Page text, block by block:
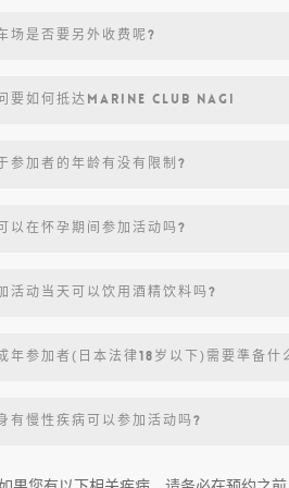
场是否要另外收费呢?
要如何抵达MARINE CLUB NAGI
参加者的年龄有没有限制?
以在怀孕期间参加活动吗?
活动当天可以饮用酒精饮料吗?
年参加者(日本法律18岁以下)需要準备什
有慢性疾病可以参加活动吗?